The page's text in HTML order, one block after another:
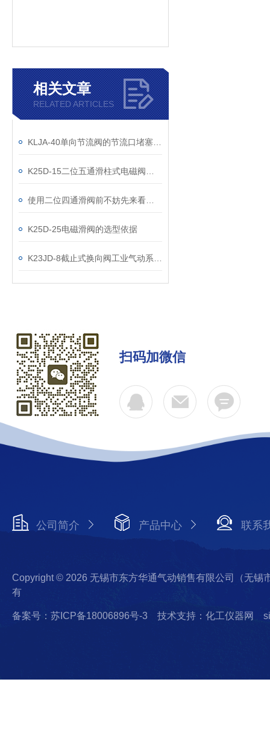
相关文章
RELATED ARTICLES
K25D-25电磁滑阀的选型依据
扫码加微信
公司简介 产品中心 联系
Copyright © 2026 无锡市东方华通气动销售有限公司（无锡
有
备案号：苏ICP备18006896号-3 技术支持：化工仪器网